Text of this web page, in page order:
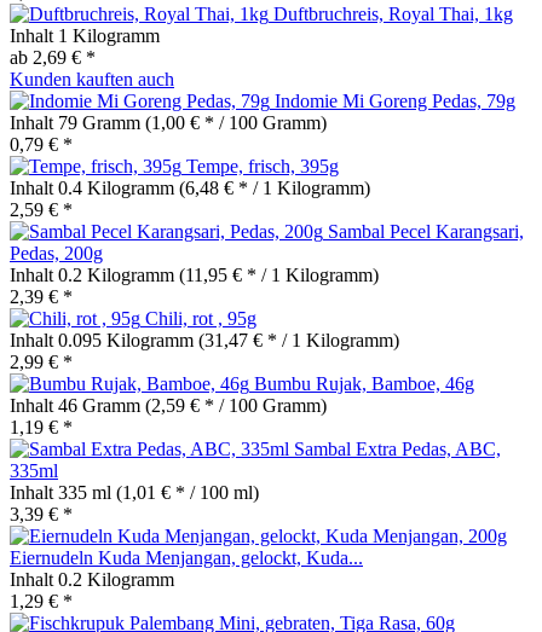
Duftbruchreis, Royal Thai, 1kg
Inhalt 1 Kilogramm
ab 2,69 € *
Kunden kauften auch
Indomie Mi Goreng Pedas, 79g
Inhalt 79 Gramm (1,00 € * / 100 Gramm)
0,79 € *
Tempe, frisch, 395g
Inhalt 0.4 Kilogramm (6,48 € * / 1 Kilogramm)
2,59 € *
Sambal Pecel Karangsari,
Pedas, 200g
Inhalt 0.2 Kilogramm (11,95 € * / 1 Kilogramm)
2,39 € *
Chili, rot , 95g
Inhalt 0.095 Kilogramm (31,47 € * / 1 Kilogramm)
2,99 € *
Bumbu Rujak, Bamboe, 46g
Inhalt 46 Gramm (2,59 € * / 100 Gramm)
1,19 € *
Sambal Extra Pedas, ABC,
335ml
Inhalt 335 ml (1,01 € * / 100 ml)
3,39 € *
Eiernudeln Kuda Menjangan, gelockt, Kuda...
Inhalt 0.2 Kilogramm
1,29 € *